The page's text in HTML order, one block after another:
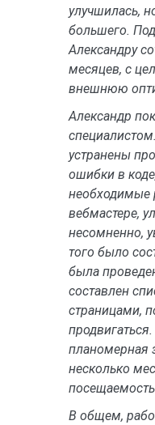
улучшилась,
большего.
Александру
месяцев, с
внешнюю
Александр
устранены
ошибки в
необходимые
вебмастере,
несомненно,
того было
была
составлен
страницами,
планомерная
несколько
В общем,